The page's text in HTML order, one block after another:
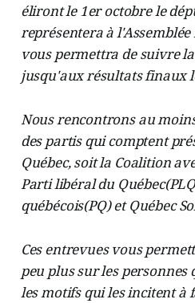
éliront le 1er octobre le
représentera à
vous permettra de suivre
jusqu'aux résultats finaux
Nous rencontrons au
des partis qui comptent
Québec, soit la Coalition
Parti libéral du
québécois(PQ) et Québec
Ces entrevues vous
peu plus sur les personnes
les motifs qui les incitent à